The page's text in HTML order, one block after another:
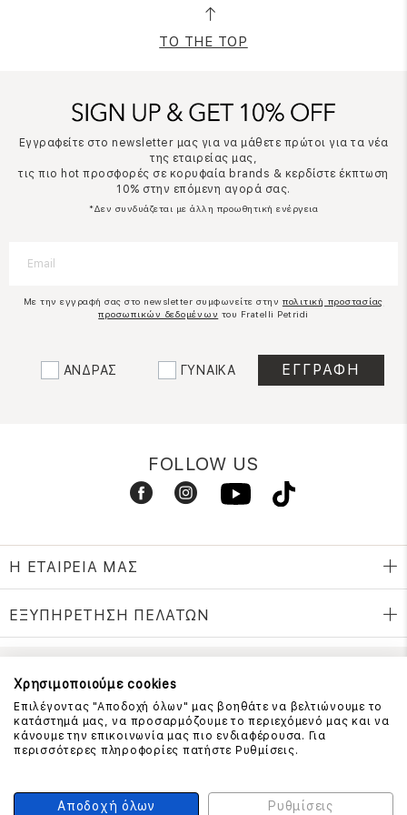
TO THE TOP
Εγγραφείτε στο newsletter μας για να μάθετε πρώτοι για τα νέα
της εταιρείας μας,
τις πιο hot προσφορές σε κορυφαία brands & κερδίστε έκπτωση
10% στην επόμενη αγορά σας.
*Δεν συνδυάζεται με άλλη προωθητική ενέργεια
Με την εγγραφή σας στο newsletter συμφωνείτε στην πολιτική προστασίας
προσωπικών δεδομένων του Fratelli Petridi
ΑΝΔΡΑΣ ΓΥΝΑΙΚΑ
FOLLOW US
Η ΕΤΑΙΡΕΙΑ ΜΑΣ
ΕΞΥΠΗΡΕΤΗΣΗ ΠΕΛΑΤΩΝ
ΕΠΙΚΟΙΝΩΝΗΣΤΕ ΜΑΖΙ ΜΑΣ
210 999 4510
(Χρεώση μια αστική μονάδα από σταθερό)
ΑΣΦΑΛΕΙΑ ΣΥΝΑΛΛΑΓΩΝ
Χρησιμοποιούμε cookies
Επιλέγοντας "Αποδοχή όλων" μας βοηθάτε να βελτιώνουμε το
κατάστημά μας, να προσαρμόζουμε το περιεχόμενό μας και να
κάνουμε την επικοινωνία μας πιο ενδιαφέρουσα. Για
περισσότερες πληροφορίες πατήστε Ρυθμίσεις.
Αποδοχή όλων Ρυθμίσεις